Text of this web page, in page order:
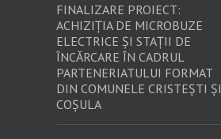
FINALIZARE PROIECT:
ACHIZIȚIA DE MICROBUZE
ELECTRICE ȘI STAȚII DE
ÎNCĂRCARE ÎN CADRUL
PARTENERIATULUI FORMAT
DIN COMUNELE CRISTEȘTI ȘI
COȘULA